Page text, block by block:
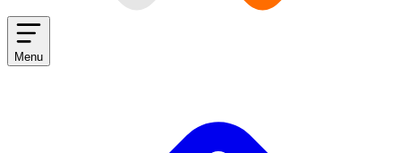
Menu